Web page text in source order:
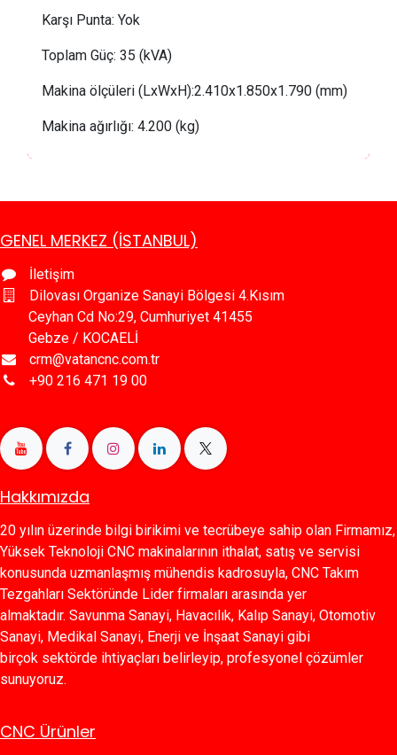
Karşı Punta: Yok
Toplam Güç: 35 (kVA)
Makina ölçüleri (LxWxH):2.410x1.850x1.790 (mm)
Makina ağırlığı: 4.200 (kg)
GENEL MERKEZ (İSTANBUL)
İletişim
Dilovası Organize Sanayi Bölgesi 4.Kısım
Ceyhan Cd No:29, Cumhuriyet 41455
Gebze / KOCAELİ
crm@vatancnc.com.tr
+90 216 471 19 00
Hakkımızda
20 yılın üzerinde bilgi birikimi ve tecrübeye sahip olan Firmamız,
Yüksek Teknoloji CNC makinalarının ithalat, satış ve servisi
konusunda uzmanlaşmış mühendis kadrosuyla, CNC Takım
Tezgahları Sektöründe Lider firmaları arasında yer
almaktadır. Savunma Sanayi, Havacılık, Kalıp Sanayi, Otomotiv
Sanayi, Medikal Sanayi, Enerji ve İnşaat Sanayi gibi
birçok sektörde ihtiyaçları belirleyip, profesyonel çözümler
sunuyoruz.
CNC Ürünler